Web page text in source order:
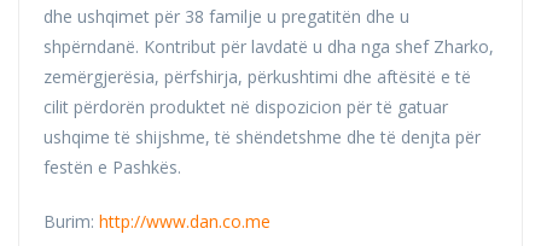
dhe ushqimet për 38 familje u pregatitën dhe u
shpërndanë. Kontribut për lavdatë u dha nga shef Zharko,
zemërgjerësia, përfshirja, përkushtimi dhe aftësitë e të
cilit përdorën produktet në dispozicion për të gatuar
ushqime të shijshme, të shëndetshme dhe të denjta për
festën e Pashkës.
Burim: http://www.dan.co.me